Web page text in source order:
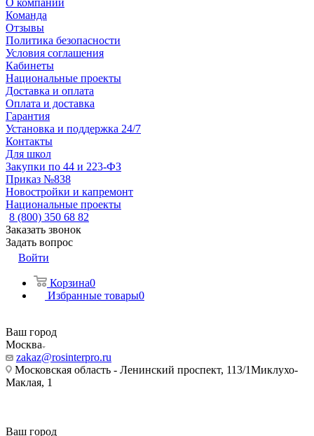
О компании
Команда
Отзывы
Политика безопасности
Условия соглашения
Кабинеты
Национальные проекты
Доставка и оплата
Оплата и доставка
Гарантия
Установка и поддержка 24/7
Контакты
Для школ
Закупки по 44 и 223-ФЗ
Приказ №838
Новостройки и капремонт
Национальные проекты
8 (800) 350 68 82
Заказать звонок
Задать вопрос
Войти
Корзина0
Избранные товары0
Ваш город
Москва
zakaz@rosinterpro.ru
Московская область - Ленинский проспект, 113/1Миклухо-
Маклая, 1
Ваш город